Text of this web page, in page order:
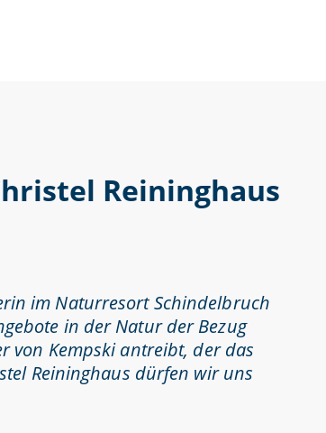
Reininghaus
im Naturresort Schindelbruch
in der Natur der Bezug
von Kempski antreibt, der das
Reininghaus dürfen wir uns